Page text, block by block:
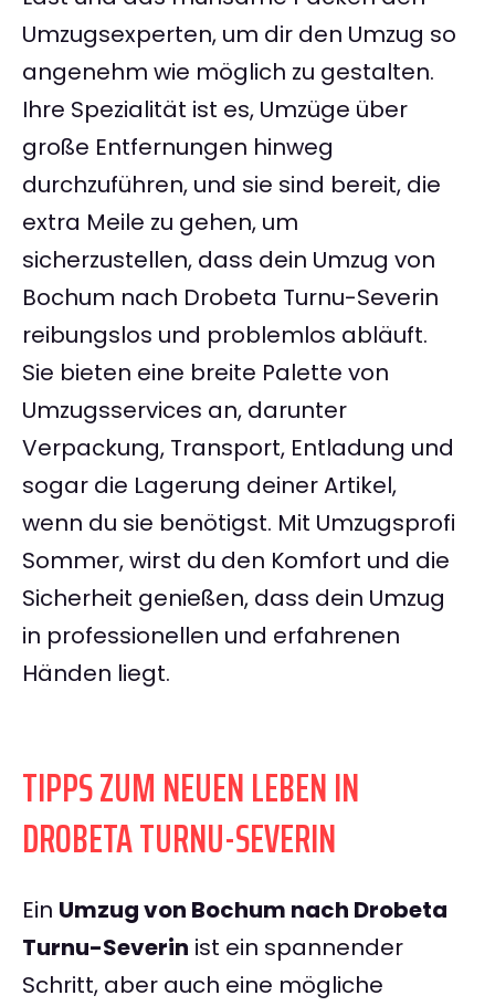
Umzugsexperten, um dir den Umzug so
angenehm wie möglich zu gestalten.
Ihre Spezialität ist es, Umzüge über
große Entfernungen hinweg
durchzuführen, und sie sind bereit, die
extra Meile zu gehen, um
sicherzustellen, dass dein Umzug von
Bochum nach Drobeta Turnu-Severin
reibungslos und problemlos abläuft.
Sie bieten eine breite Palette von
Umzugsservices an, darunter
Verpackung, Transport, Entladung und
sogar die Lagerung deiner Artikel,
wenn du sie benötigst. Mit Umzugsprofi
Sommer, wirst du den Komfort und die
Sicherheit genießen, dass dein Umzug
in professionellen und erfahrenen
Händen liegt.
TIPPS ZUM NEUEN LEBEN IN
DROBETA TURNU-SEVERIN
Ein Umzug von Bochum nach Drobeta
Turnu-Severin ist ein spannender
Schritt, aber auch eine mögliche